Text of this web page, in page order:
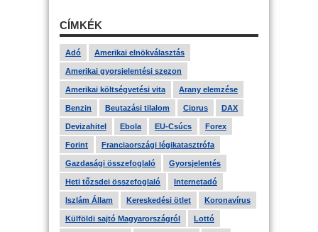
CÍMKÉK
Adó Amerikai elnökválasztás
Amerikai gyorsjelentési szezon
Amerikai költségvetési vita Arany elemzése
Benzin Beutazási tilalom Ciprus DAX
Devizahitel Ebola EU-Csúcs Forex
Forint Franciaországi légikatasztrófa
Gazdasági összefoglaló Gyorsjelentés
Heti tőzsdei összefoglaló Internetadó
Iszlám Állam Kereskedési ötlet Koronavírus
Külföldi sajtó Magyarországról Lottó